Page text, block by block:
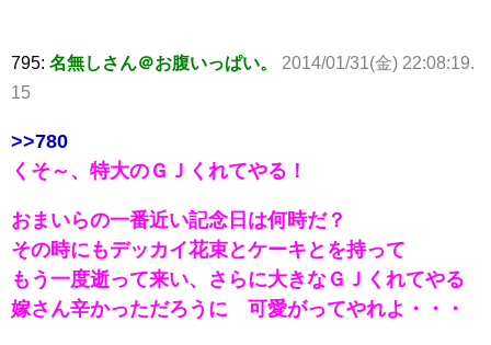
795: 名無しさん＠お腹いっぱい。
2014/01/31(金) 22:08:19.
15
>>780
くそ～、特大のＧＪくれてやる！
おまいらの一番近い記念日は何時だ？
その時にもデッカイ花束とケーキとを持って
もう一度逝って来い、さらに大きなＧＪくれてやる
嫁さん辛かっただろうに 可愛がってやれよ・・・